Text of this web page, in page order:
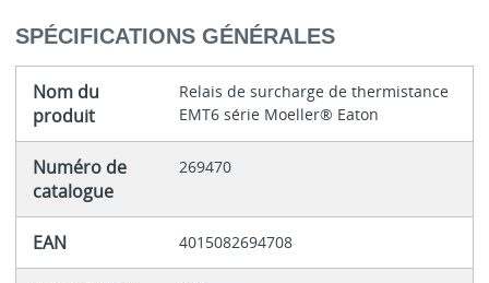
SPÉCIFICATIONS GÉNÉRALES
Nom du
produit
Relais de surcharge de thermistance
EMT6 série Moeller® Eaton
Numéro de
catalogue
269470
EAN 4015082694708